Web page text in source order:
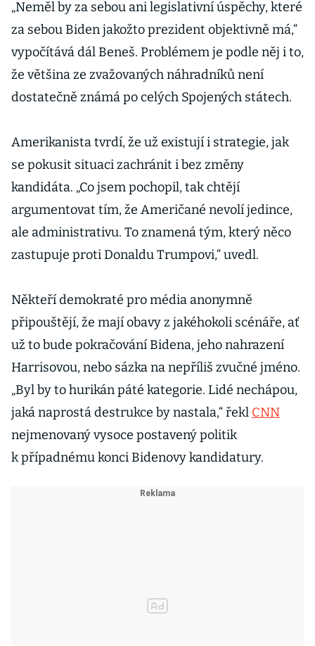
„Neměl by za sebou ani legislativní úspěchy, které
za sebou Biden jakožto prezident objektivně má,“
vypočítává dál Beneš. Problémem je podle něj i to,
že většina ze zvažovaných náhradníků není
dostatečně známá po celých Spojených státech.
Amerikanista tvrdí, že už existují i strategie, jak
se pokusit situaci zachránit i bez změny
kandidáta. „Co jsem pochopil, tak chtějí
argumentovat tím, že Američané nevolí jedince,
ale administrativu. To znamená tým, který něco
zastupuje proti Donaldu Trumpovi,“ uvedl.
Někteří demokraté pro média anonymně
připouštějí, že mají obavy z jakéhokoli scénáře, ať
už to bude pokračování Bidena, jeho nahrazení
Harrisovou, nebo sázka na nepříliš zvučné jméno.
„Byl by to hurikán páté kategorie. Lidé nechápou,
jaká naprostá destrukce by nastala,“ řekl CNN
nejmenovaný vysoce postavený politik
k případnému konci Bidenovy kandidatury.